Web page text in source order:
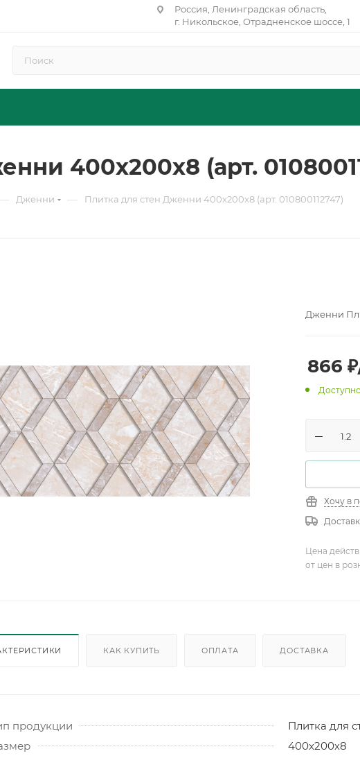
Россия, Ленинградская область,
г. Никольское, Отрадненское шоссе, 1
400х200х8 (арт.
Дженни — Плитка для стен Дженни 400х200х8 (арт. 010800112747)
Дженни
866 ₽
Хочу в
Цена
от цен в
КАК КУПИТЬ ОПЛАТА ДОСТАВКА
продукции
Плитка для
400х200х8